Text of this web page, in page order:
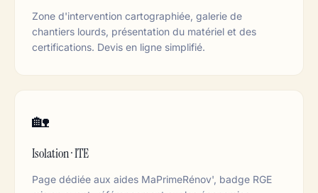
Zone d'intervention cartographiée, galerie de
chantiers lourds, présentation du matériel et des
certifications. Devis en ligne simplifié.
🏡
Isolation · ITE
Page dédiée aux aides MaPrimeRénov', badge RGE